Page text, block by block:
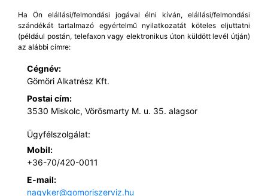
Ha Ön elállási/felmondási jogával élni kíván, elállási/felmondási
szándékát tartalmazó egyértelmű nyilatkozatát köteles eljuttatni
(például postán, telefaxon vagy elektronikus úton küldött levél útján)
az alábbi címre:
Cégnév:
Gömöri Alkatrész Kft.
Postai cím:
3530 Miskolc, Vörösmarty M. u. 35. alagsor
Ügyfélszolgálat:
Mobil:
+36-70/420-0011
E-mail:
nagyker@gomoriszerviz.hu